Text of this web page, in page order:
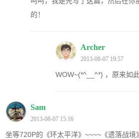
的！
Archer
2013-08-07 19:57
WOW~(*^__^*) ，原来如
Sam
2013-08-07 15:16
坐等720P的《环太平洋》~~~~《遗落战境